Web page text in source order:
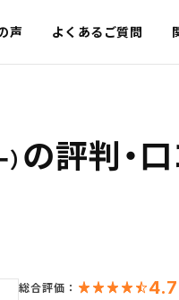
声 よくあるご質問
の評判・
総合評価： 4.7